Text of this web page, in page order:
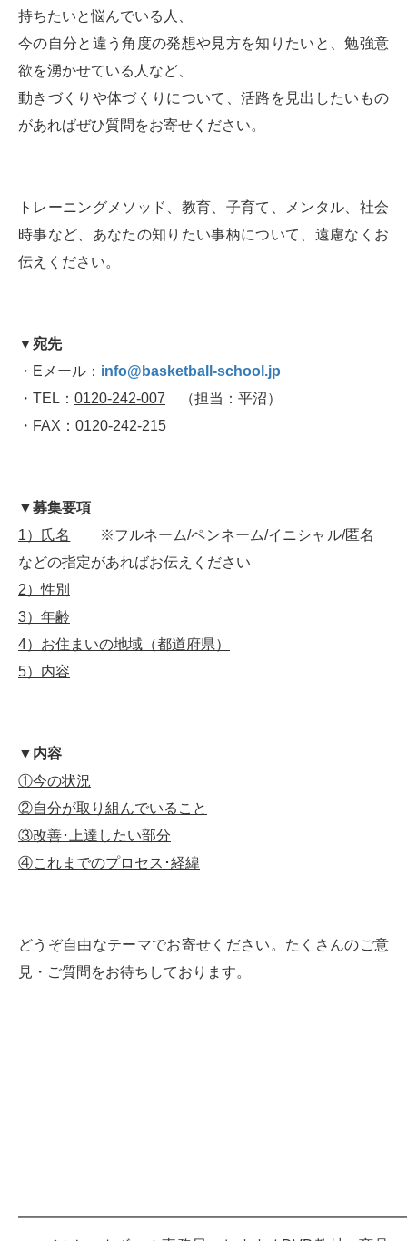
持ちたいと悩んでいる人、
今の自分と違う角度の発想や見方を知りたいと、勉強意
欲を湧かせている人など、
動きづくりや体づくりについて、活路を見出したいもの
があればぜひ質問をお寄せください。
トレーニングメソッド、教育、子育て、メンタル、社会
時事など、あなたの知りたい事柄について、遠慮なくお
伝えください。
▼宛先
・Eメール： info@basketball-school.jp
・TEL： 0120-242-007 （担当：平沼）
・FAX： 0120-242-215
▼募集要項
1）氏名
※フルネーム/ペンネーム/イニシャル/匿名
などの指定があればお伝えください
2）性別
3）年齢
4）お住まいの地域（都道府県）
5）内容
▼内容
①今の状況
②自分が取り組んでいること
③改善･上達したい部分
④これまでのプロセス･経緯
どうぞ自由なテーマでお寄せください。たくさんのご意
見・ご質問をお待ちしております。